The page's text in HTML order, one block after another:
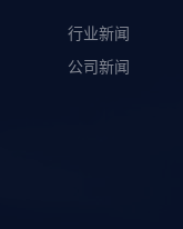
行业新闻
公司新闻